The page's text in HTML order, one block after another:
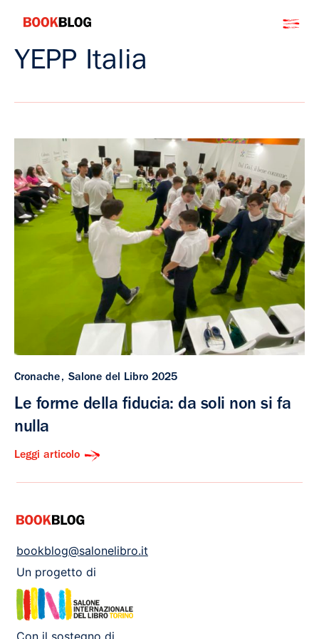
contenuto
Bookblog
YEPP Italia
Cronache Salone del Libro 2025
Le forme della fiducia: da soli non si fa
nulla
Leggi articolo
bookblog@salonelibro.it
Un progetto di